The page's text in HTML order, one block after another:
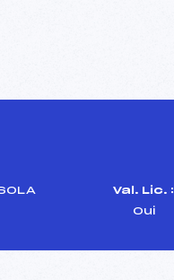
Val. Lic. :
Oui